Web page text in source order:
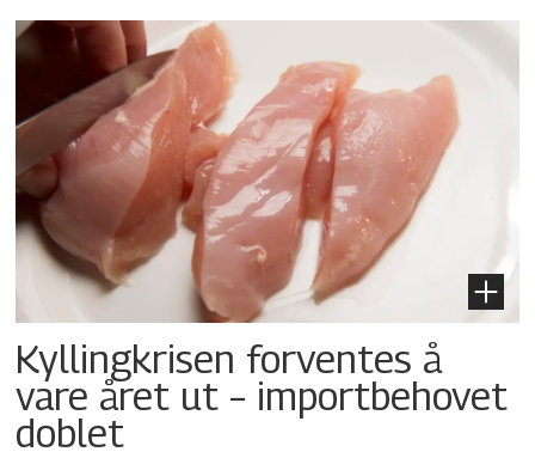
Kyllingkrisen forventes å
vare året ut – importbehovet
doblet